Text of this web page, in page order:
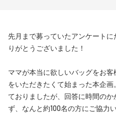
先月まで募っていたアンケート
りがとうございました！
ママが本当に欲しいバッグをお
をいただきたくて始まった本企画
ておりましたが、回答に時間の
ず、なんと約100名の方にご協力